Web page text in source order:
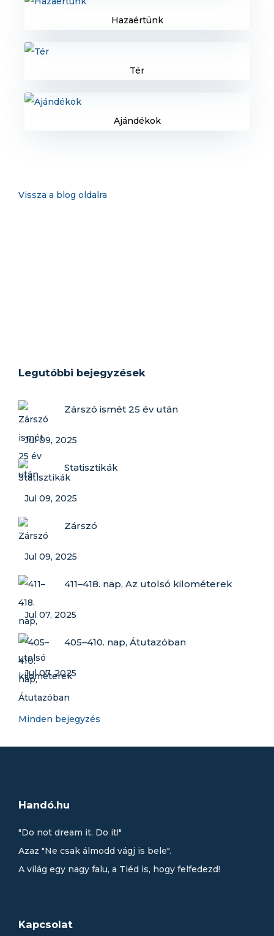
Hazaértünk
Tér
Ajándékok
Vissza a blog oldalra
Legutóbbi bejegyzések
Zárszó ismét 25 év után
Jul 09, 2025
Statisztikák
Jul 09, 2025
Zárszó
Jul 09, 2025
411–418. nap, Az utolsó kilométerek
Jul 07, 2025
405–410. nap, Átutazóban
Jul 07, 2025
Minden bejegyzés
Handó.hu
"Do not dream it. Do it!"
Azaz "Ne csak álmodd vágj is bele".
A világ egy nagy falu, a Tiéd is, hogy felfedezd!
Kapcsolat